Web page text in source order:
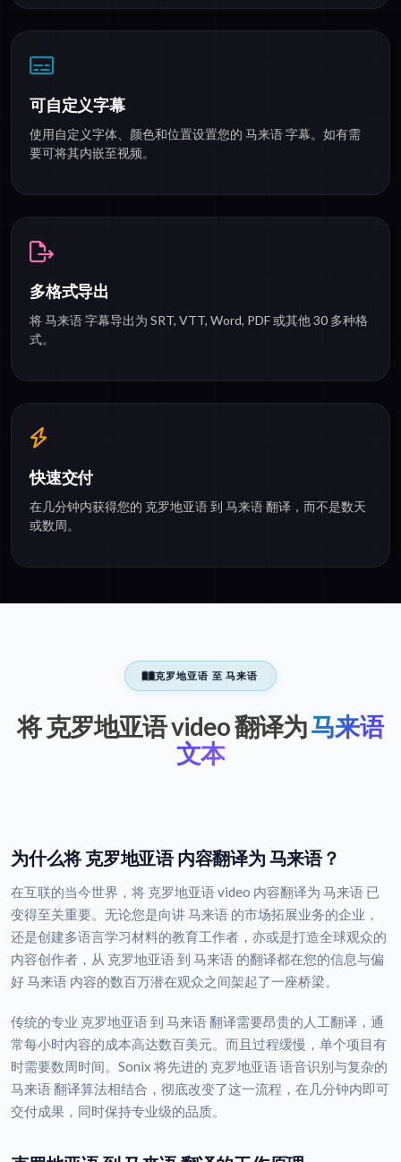
可自定义字幕
使用自定义字体、颜色和位置设置您的 马来语 字幕。如有需
要可将其内嵌至视频。
多格式导出
将 马来语 字幕导出为 SRT, VTT, Word, PDF 或其他 30 多种格
式。
快速交付
在几分钟内获得您的 克罗地亚语 到 马来语 翻译，而不是数天
或数周。
克罗地亚语 至 马来语
将 克罗地亚语 video 翻译为马来语
文本
为什么将 克罗地亚语 内容翻译为 马来语？
在互联的当今世界，将 克罗地亚语 video 内容翻译为 马来语 已
变得至关重要。无论您是向讲 马来语 的市场拓展业务的企业，
还是创建多语言学习材料的教育工作者，亦或是打造全球观众的
内容创作者，从 克罗地亚语 到 马来语 的翻译都在您的信息与偏
好 马来语 内容的数百万潜在观众之间架起了一座桥梁。
传统的专业 克罗地亚语 到 马来语 翻译需要昂贵的人工翻译，通
常每小时内容的成本高达数百美元。而且过程缓慢，单个项目有
时需要数周时间。Sonix 将先进的 克罗地亚语 语音识别与复杂的
马来语 翻译算法相结合，彻底改变了这一流程，在几分钟内即可
交付成果，同时保持专业级的品质。